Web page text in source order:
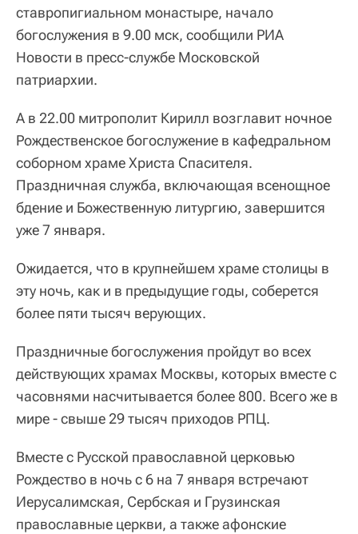
ставропигиальном монастыре, начало
богослужения в 9.00 мск, сообщили РИА
Новости в пресс-службе Московской
патриархии.
А в 22.00 митрополит Кирилл возглавит ночное
Рождественское богослужение в кафедральном
соборном храме Христа Спасителя.
Праздничная служба, включающая всенощное
бдение и Божественную литургию, завершится
уже 7 января.
Ожидается, что в крупнейшем храме столицы в
эту ночь, как и в предыдущие годы, соберется
более пяти тысяч верующих.
Праздничные богослужения пройдут во всех
действующих храмах Москвы, которых вместе с
часовнями насчитывается более 800. Всего же в
мире - свыше 29 тысяч приходов РПЦ.
Вместе с Русской православной церковью
Рождество в ночь с 6 на 7 января встречают
Иерусалимская, Сербская и Грузинская
православные церкви, а также афонские